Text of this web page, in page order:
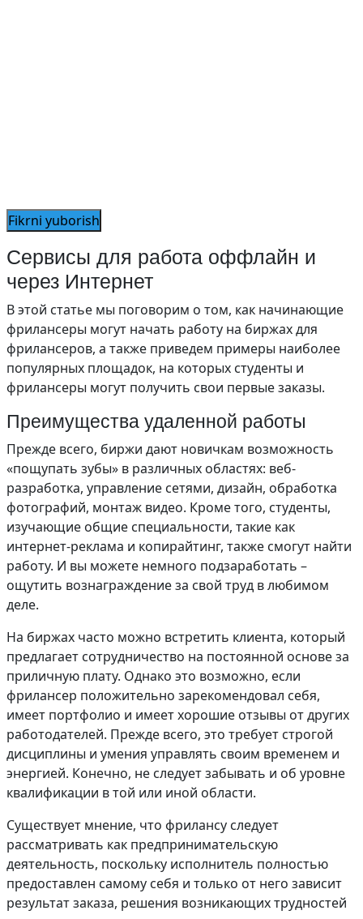
Сервисы для работа оффлайн и
через Интернет
В этой статье мы поговорим о том, как начинающие
фрилансеры могут начать работу на биржах для
фрилансеров, а также приведем примеры наиболее
популярных площадок, на которых студенты и
фрилансеры могут получить свои первые заказы.
Преимущества удаленной работы
Прежде всего, биржи дают новичкам возможность
«пощупать зубы» в различных областях: веб-
разработка, управление сетями, дизайн, обработка
фотографий, монтаж видео. Кроме того, студенты,
изучающие общие специальности, такие как
интернет-реклама и копирайтинг, также смогут найти
работу. И вы можете немного подзаработать –
ощутить вознаграждение за свой труд в любимом
деле.
На биржах часто можно встретить клиента, который
предлагает сотрудничество на постоянной основе за
приличную плату. Однако это возможно, если
фрилансер положительно зарекомендовал себя,
имеет портфолио и имеет хорошие отзывы от других
работодателей. Прежде всего, это требует строгой
дисциплины и умения управлять своим временем и
энергией. Конечно, не следует забывать и об уровне
квалификации в той или иной области.
Существует мнение, что фрилансу следует
рассматривать как предпринимательскую
деятельность, поскольку исполнитель полностью
предоставлен самому себя и только от него зависит
результат заказа, решения возникающих трудностей